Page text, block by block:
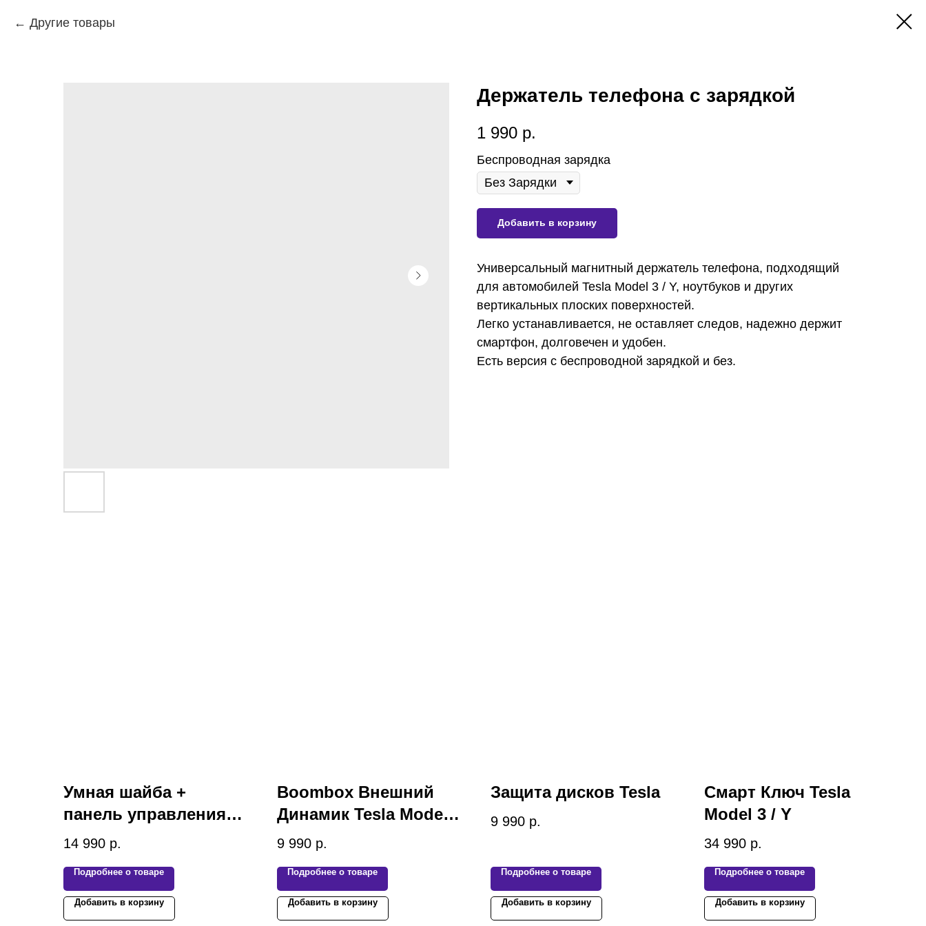
Другие товары
Держатель телефона с зарядкой
1 990 р.
Беспроводная зарядка
Добавить в корзину
Универсальный магнитный держатель телефона, подходящий
для автомобилей Tesla Model 3 / Y, ноутбуков и других
вертикальных плоских поверхностей.
Легко устанавливается, не оставляет следов, надежно держит
смартфон, долговечен и удобен.
Есть версия с беспроводной зарядкой и без.
Умная шайба +
панель управления
Tesla Model 3 / Y
14 990 р.
Подробнее о товаре
Добавить в корзину
Boombox Внешний
Динамик Tesla Model 3
/ Y
9 990 р.
Подробнее о товаре
Добавить в корзину
Защита дисков Tesla
9 990 р.
Подробнее о товаре
Добавить в корзину
Смарт Ключ Tesla
Model 3 / Y
34 990 р.
Подробнее о товаре
Добавить в корзину